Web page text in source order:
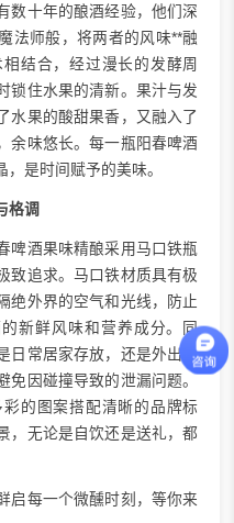
数十年的酿酒经验，他们深
法师般，将两者的风味**融
结合，经过漫长的发酵周
锁住水果的清新。果汁与发
水果的酸甜果香，又融入了
余味悠长。每一瓶阳春啤酒
是时间赋予的美味。
格调
啤酒果味精酿采用马口铁瓶
致追求。马口铁材质具有极
绝外界的空气和光线，防止
新鲜风味和营养成分。同
日常居家存放，还是外出携
免因碰撞导致的泄漏问题。
的图案搭配清晰的品牌标
，无论是自饮还是送礼，都
启每一个微醺时刻，等你来